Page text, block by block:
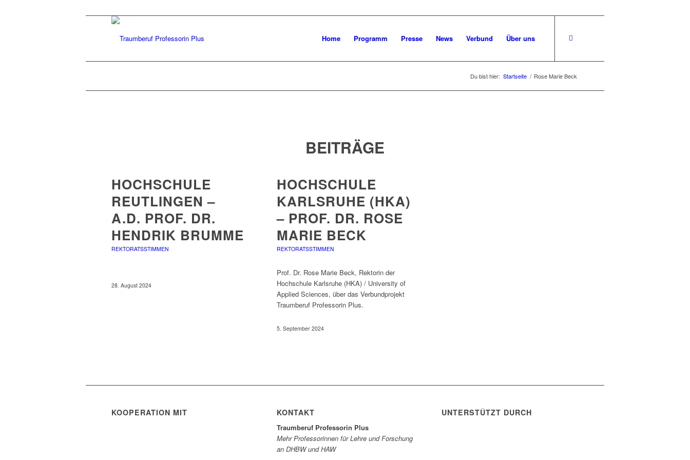
Home Programm Presse News Verbund Über uns
Du bist hier: Startseite / Rose Marie Beck
BEITRÄGE
HOCHSCHULE
REUTLINGEN –
A.D. PROF. DR.
HENDRIK BRUMME
REKTORATSSTIMMEN
28. August 2024
HOCHSCHULE
KARLSRUHE (HKA)
– PROF. DR. ROSE
MARIE BECK
REKTORATSSTIMMEN
Prof. Dr. Rose Marie Beck, Rektorin der
Hochschule Karlsruhe (HKA) / University of
Applied Sciences, über das Verbundprojekt
Traumberuf Professorin Plus.
5. September 2024
KOOPERATION MIT KONTAKT
Traumberuf Professorin Plus
Mehr Professorinnen für Lehre und Forschung
an DHBW und HAW
UNTERSTÜTZT DURCH